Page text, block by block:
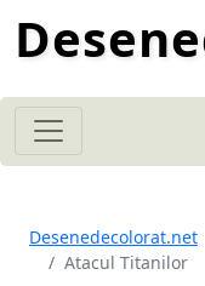
Desenedecolorat.net
Atacul Titanilor